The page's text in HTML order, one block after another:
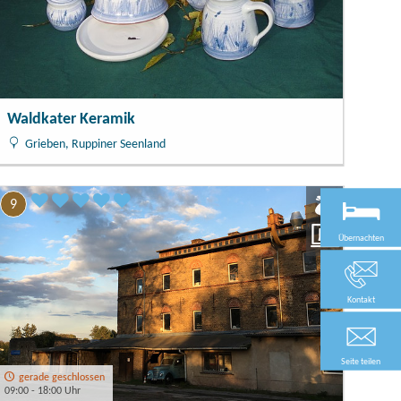
Waldkater Keramik
Grieben, Ruppiner Seenland
9
gerade geschlossen
09:00 - 18:00 Uhr
Übernachten
Kontakt
Seite teilen